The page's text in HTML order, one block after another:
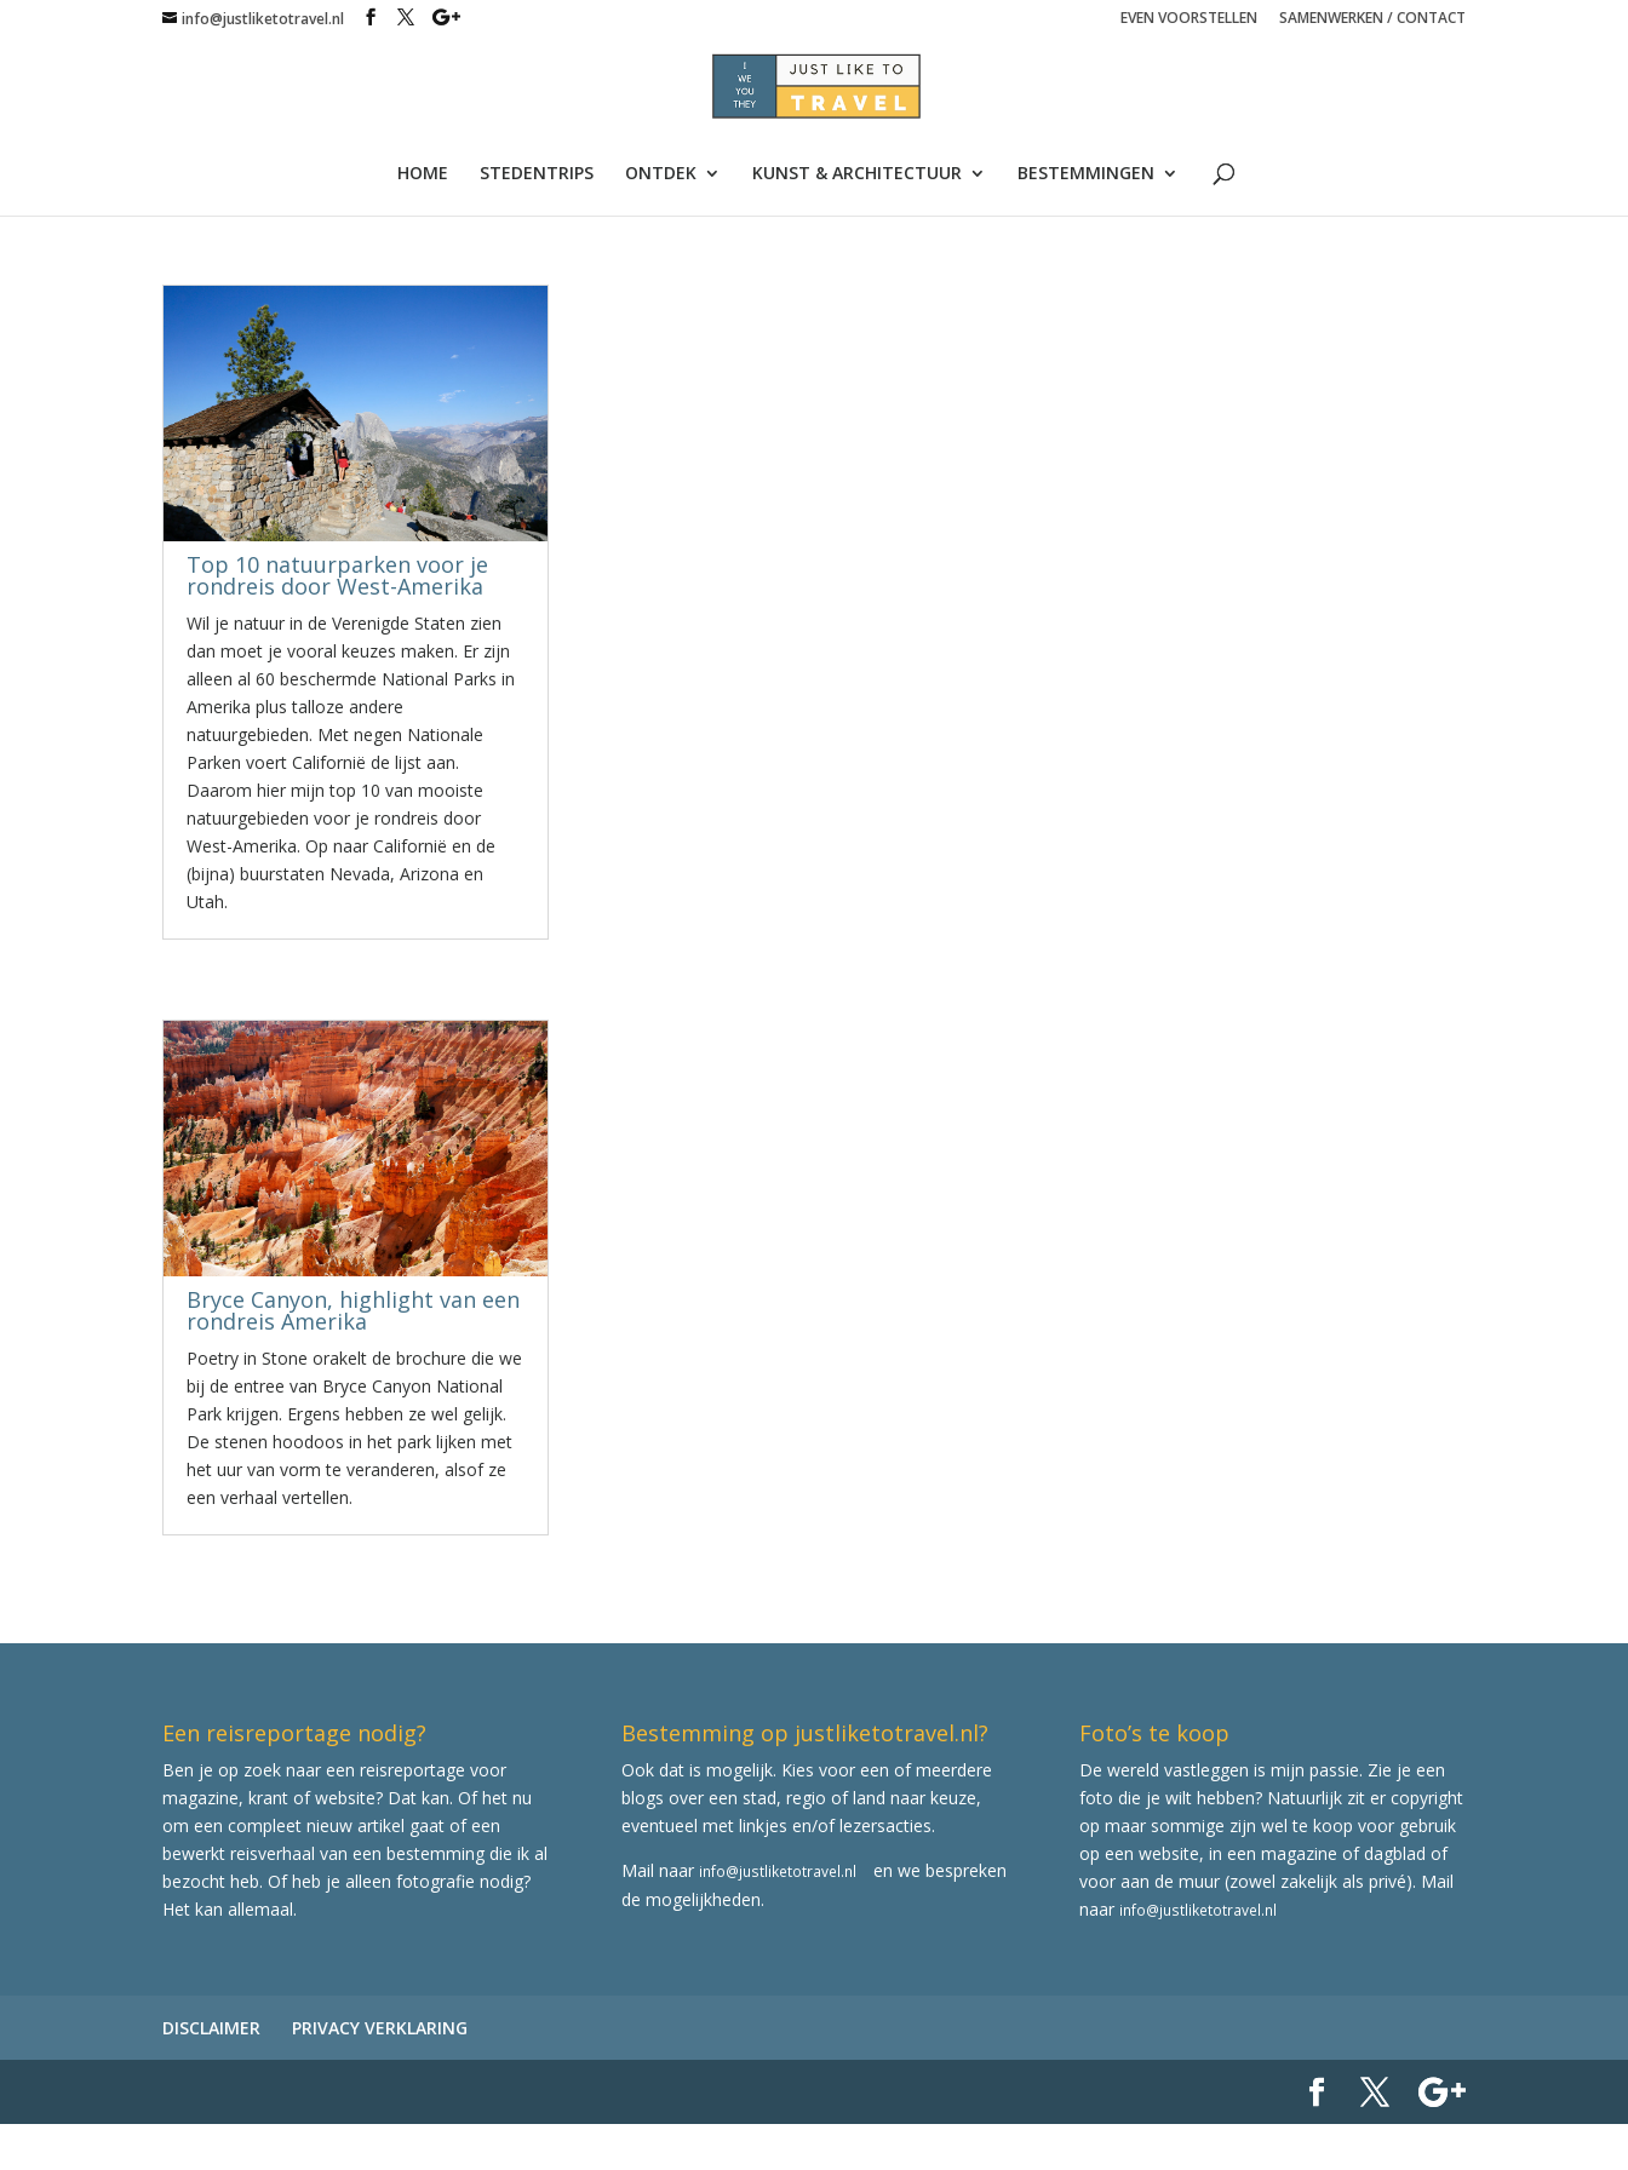
info@justliketotravel.nl EVEN VOORSTELLEN SAMENWERKEN / CONTACT
HOME STEDENTRIPS ONTDEK KUNST & ARCHITECTUUR BESTEMMINGEN
Top 10 natuurparken voor je
rondreis door West-Amerika
Wil je natuur in de Verenigde Staten zien
dan moet je vooral keuzes maken. Er zijn
alleen al 60 beschermde National Parks in
Amerika plus talloze andere
natuurgebieden. Met negen Nationale
Parken voert Californië de lijst aan.
Daarom hier mijn top 10 van mooiste
natuurgebieden voor je rondreis door
West-Amerika. Op naar Californië en de
(bijna) buurstaten Nevada, Arizona en
Utah.
Bryce Canyon, highlight van een
rondreis Amerika
Poetry in Stone orakelt de brochure die we
bij de entree van Bryce Canyon National
Park krijgen. Ergens hebben ze wel gelijk.
De stenen hoodoos in het park lijken met
het uur van vorm te veranderen, alsof ze
een verhaal vertellen.
Een reisreportage nodig?
Ben je op zoek naar een reisreportage voor
magazine, krant of website? Dat kan. Of het nu
om een compleet nieuw artikel gaat of een
bewerkt reisverhaal van een bestemming die ik al
bezocht heb. Of heb je alleen fotografie nodig?
Het kan allemaal.
Bestemming op justliketotravel.nl?
Ook dat is mogelijk. Kies voor een of meerdere
blogs over een stad, regio of land naar keuze,
eventueel met linkjes en/of lezersacties.
Mail naar info@justliketotravel.nl
en we bespreken
de mogelijkheden.
Foto’s te koop
De wereld vastleggen is mijn passie. Zie je een
foto die je wilt hebben? Natuurlijk zit er copyright
op maar sommige zijn wel te koop voor gebruik
op een website, in een magazine of dagblad of
voor aan de muur (zowel zakelijk als privé). Mail
naar info@justliketotravel.nl
DISCLAIMER PRIVACY VERKLARING